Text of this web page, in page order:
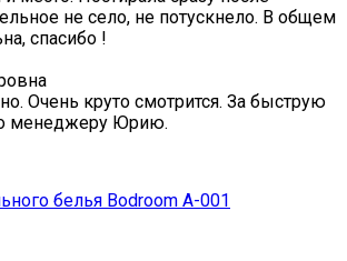
не село, не потускнело. В общем
спасибо !
Очень круто смотрится. За быструю
менеджеру Юрию.
белья Bodroom A-001